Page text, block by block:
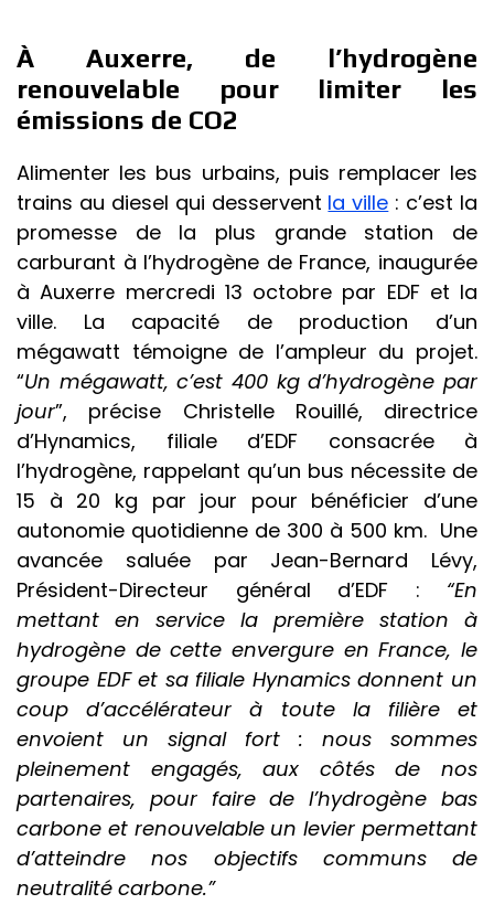
À Auxerre, de l’hydrogène
renouvelable pour limiter les
émissions de CO2
Alimenter les bus urbains, puis remplacer les
trains au diesel qui desservent la ville : c’est la
promesse de la plus grande station de
carburant à l’hydrogène de France, inaugurée
à Auxerre mercredi 13 octobre par EDF et la
ville. La capacité de production d’un
mégawatt témoigne de l’ampleur du projet.
“Un mégawatt, c’est 400 kg d’hydrogène par
jour”, précise Christelle Rouillé, directrice
d’Hynamics, filiale d’EDF consacrée à
l’hydrogène, rappelant qu’un bus nécessite de
15 à 20 kg par jour pour bénéficier d’une
autonomie quotidienne de 300 à 500 km. Une
avancée saluéepar Jean-Bernard Lévy,
Président-Directeur général d’EDF : “En
mettant en service la première station à
hydrogène de cette envergure en France, le
groupe EDF et sa filiale Hynamics donnent un
coup d’accélérateur à toute la filière et
envoient un signal fort : nous sommes
pleinement engagés, aux côtés de nos
partenaires, pour faire de l’hydrogène bas
carbone et renouvelable un levier permettant
d’atteindre nos objectifs communs de
neutralité carbone.”